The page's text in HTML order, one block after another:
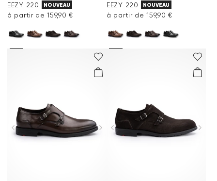
EEZY 220 NOUVEAU
à partir de 159,90 €
EEZY 220 NOUVEAU
à partir de 159,90 €